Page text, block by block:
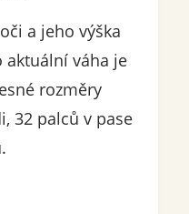
a jeho výška
aktuální váha je
rozměry
32 palců v pase